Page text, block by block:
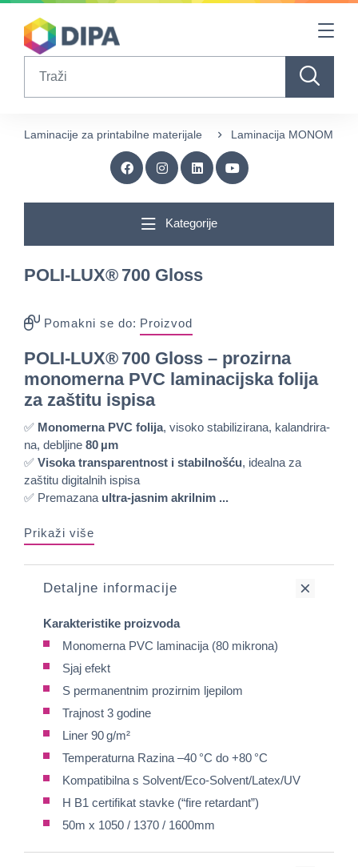
Table Of Content
Laminacije za printabilne materijale Laminacija MONOMER
Kategorije
POLI‑LUX® 700 Gloss
Pomakni se do: Proizvod
POLI‑LUX® 700 Gloss – prozirna
monomerna PVC laminacijska folija
za zaštitu ispisa
✅ Monomerna PVC folija, visoko stabilizirana, kalandrira­
na, debljine 80 µm
✅ Visoka transparentnost i stabilnošću, idealna za
zaštitu digitalnih ispisa
✅ Premazana ultra-jasnim akrilnim ...
Prikaži više
Detaljne informacije
Karakteristike proizvoda
Monomerna PVC laminacija (80 mikrona)
Sjaj efekt
S permanentnim prozirnim ljepilom
Trajnost 3 godine
Liner 90 g/m²
Temperaturna Razina –40 °C do +80 °C
Kompatibilna s Solvent/Eco‑Solvent/Latex/UV
H B1 certifikat stavke (“fire retardant”)
50m x 1050 / 1370 / 1600mm